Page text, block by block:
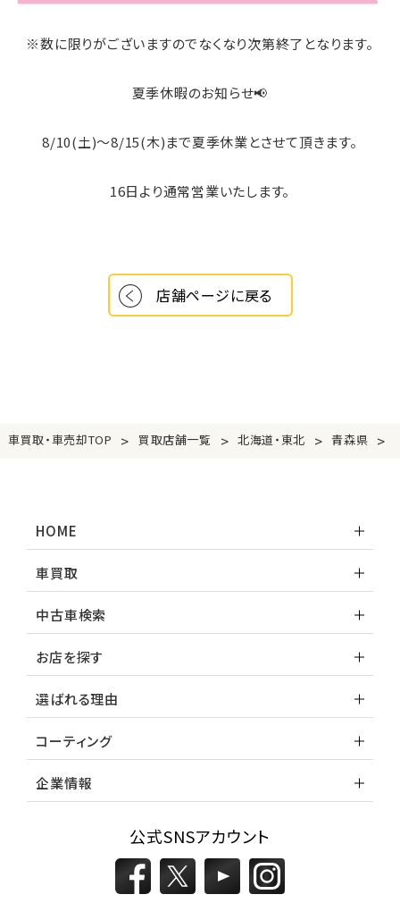
※数に限りがございますのでなくなり次第終了となります。
夏季休暇のお知らせ📢
8/10(土)～8/15(木)まで夏季休業とさせて頂きます。
16日より通常営業いたします。
店舗ページに戻る
車買取・車売却TOP > 買取店舗一覧 > 北海道・東北 > 青森県 >
HOME
車買取
中古車検索
お店を探す
選ばれる理由
コーティング
企業情報
公式SNSアカウント